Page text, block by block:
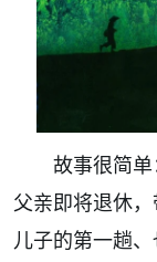
故事很简
父亲即将退休
儿子的第一趟、